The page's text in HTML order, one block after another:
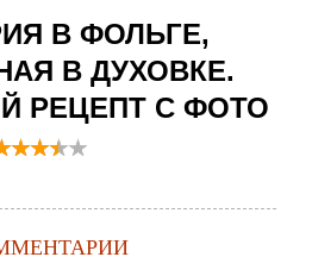
В ФОЛЬГЕ,
В ДУХОВКЕ.
РЕЦЕПТ С ФОТО